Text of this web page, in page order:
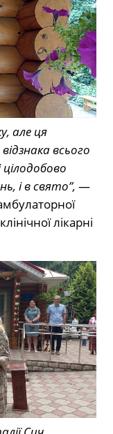
але ця
всього
цілодобово
і в свято”, —
лікарні